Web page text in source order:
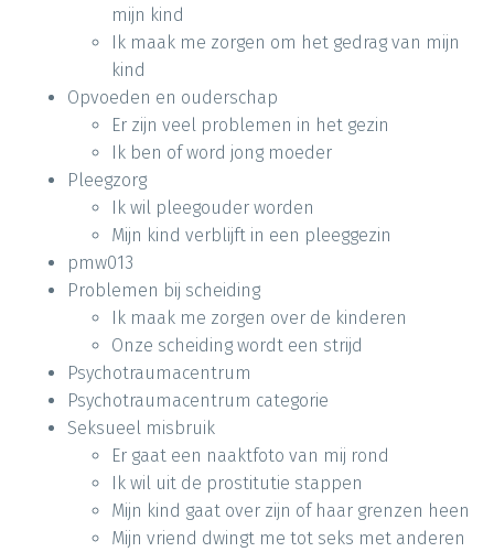
mijn kind
Ik maak me zorgen om het gedrag van mijn
kind
Opvoeden en ouderschap
Er zijn veel problemen in het gezin
Ik ben of word jong moeder
Pleegzorg
Ik wil pleegouder worden
Mijn kind verblijft in een pleeggezin
pmw013
Problemen bij scheiding
Ik maak me zorgen over de kinderen
Onze scheiding wordt een strijd
Psychotraumacentrum
Psychotraumacentrum categorie
Seksueel misbruik
Er gaat een naaktfoto van mij rond
Ik wil uit de prostitutie stappen
Mijn kind gaat over zijn of haar grenzen heen
Mijn vriend dwingt me tot seks met anderen